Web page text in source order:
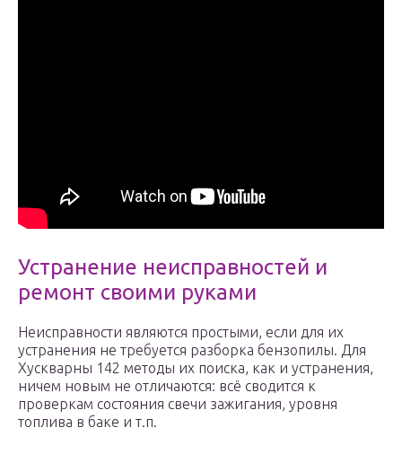
Устранение неисправностей и
ремонт своими руками
Неисправности являются простыми, если для их
устранения не требуется разборка бензопилы. Для
Хускварны 142 методы их поиска, как и устранения,
ничем новым не отличаются: всё сводится к
проверкам состояния свечи зажигания, уровня
топлива в баке и т.п.